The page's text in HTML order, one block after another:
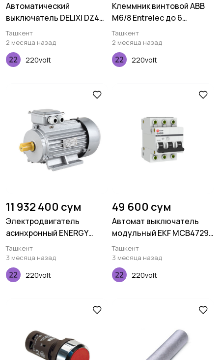
Автоматический
выключатель DELIXI DZ47s
C type 1P 16A
Ташкент
2 месяца назад
220volt
Клеммник винтовой ABB
M6/8 Entrelec до 6
мм.кв.серый фазный
Ташкент
2 месяца назад
220volt
11 932 400 сум
Электродвигатель
асинхронный ENERGY
MOTORS АИР200M-2
Ташкент
3 месяца назад
220volt
49 600 сум
Автомат выключатель
модульный EKF MCB4729-
3-10C
Ташкент
3 месяца назад
220volt